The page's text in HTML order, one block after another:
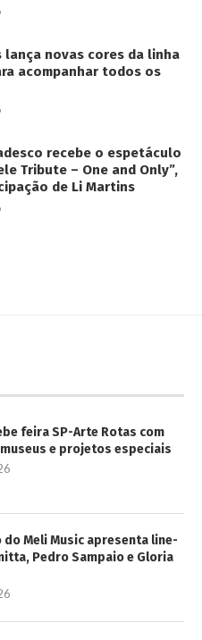
lança novas cores da linha
acompanhar todos os
recebe o espetáculo
Tribute – One and Only”,
de Li Martins
feira SP-Arte Rotas com
e projetos especiais
do Meli Music apresenta line-
Pedro Sampaio e Gloria